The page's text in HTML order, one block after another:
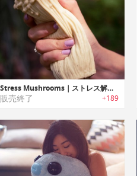
Stress Mushrooms｜ストレス解消に役立つマッシュルーム
販売終了 +189